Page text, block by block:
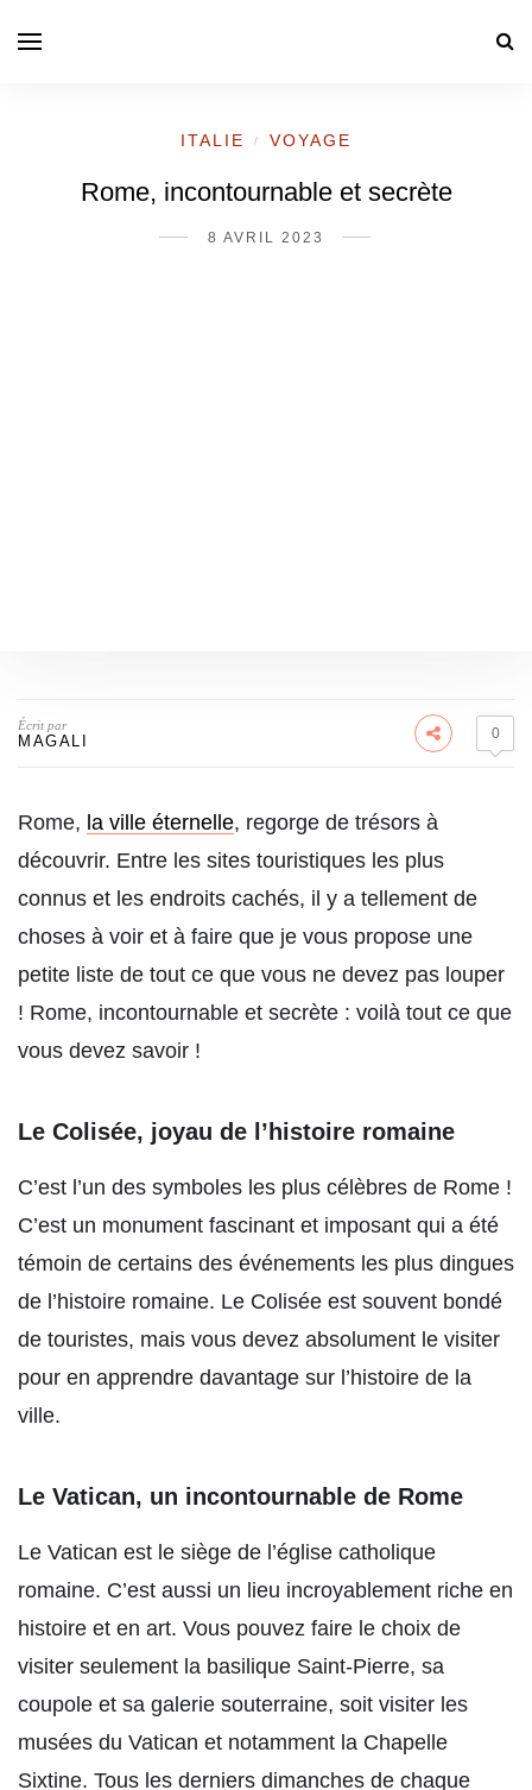
ITALIE / VOYAGE
Rome, incontournable et secrète
8 AVRIL 2023
Écrit par
MAGALI 0
Rome, la ville éternelle, regorge de trésors à
découvrir. Entre les sites touristiques les plus
connus et les endroits cachés, il y a tellement de
choses à voir et à faire que je vous propose une
petite liste de tout ce que vous ne devez pas louper
! Rome, incontournable et secrète : voilà tout ce que
vous devez savoir !
Le Colisée, joyau de l’histoire romaine
C’est l’un des symboles les plus célèbres de Rome !
C’est un monument fascinant et imposant qui a été
témoin de certains des événements les plus dingues
de l’histoire romaine. Le Colisée est souvent bondé
de touristes, mais vous devez absolument le visiter
pour en apprendre davantage sur l’histoire de la
ville.
Le Vatican, un incontournable de Rome
Le Vatican est le siège de l’église catholique
romaine. C’est aussi un lieu incroyablement riche en
histoire et en art. Vous pouvez faire le choix de
visiter seulement la basilique Saint-Pierre, sa
coupole et sa galerie souterraine, soit visiter les
musées du Vatican et notamment la Chapelle
Sixtine. Tous les derniers dimanches de chaque